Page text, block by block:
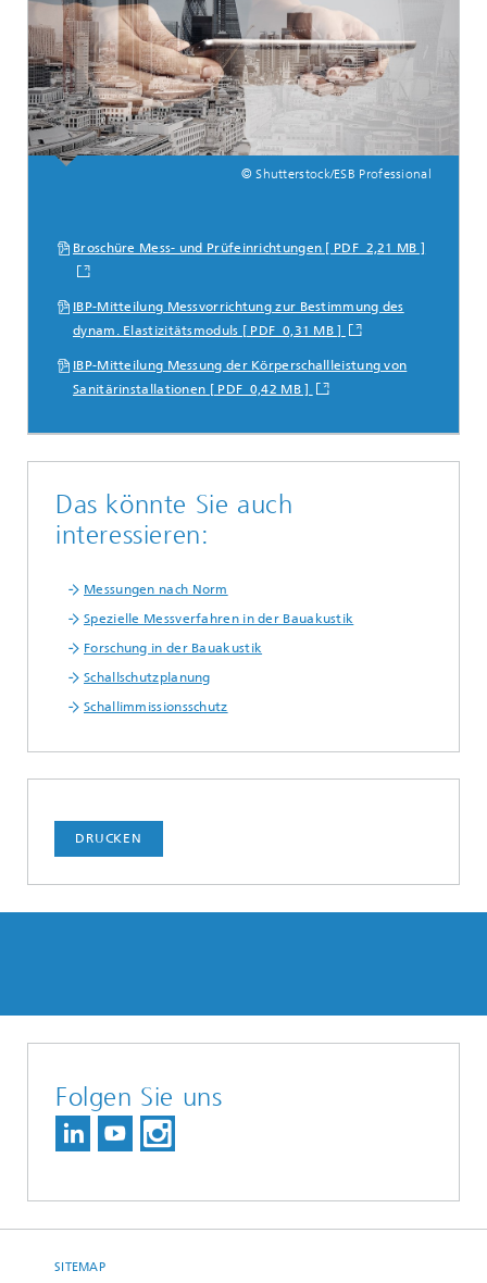
© Shutterstock/ESB Professional
Broschüre Mess- und Prüfeinrichtungen [ PDF 2,21 MB ]
IBP-Mitteilung Messvorrichtung zur Bestimmung des
dynam. Elastizitätsmoduls [ PDF 0,31 MB ]
IBP-Mitteilung Messung der Körperschallleistung von
Sanitärinstallationen [ PDF 0,42 MB ]
Das könnte Sie auch
interessieren:
Messungen nach Norm
Spezielle Messverfahren in der Bauakustik
Forschung in der Bauakustik
Schallschutzplanung
Schallimmissionsschutz
DRUCKEN
Folgen Sie uns
SITEMAP